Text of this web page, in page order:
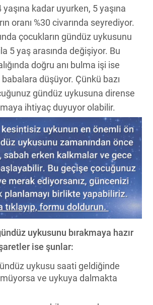
yaşına kadar uyurken, 5 yaşına
oranı %30 civarında seyrediyor.
çocukların gündüz uykusunu
5 yaş arasında değişiyor. Bu
doğru anı bulma işi ise
düşüyor. Çünkü bazı
gündüz uykusuna dirense
ihtiyaç duyuyor olabilir.
uykusunu bırakmaya hazır
ise şunlar:
uykusu saati geldiğinde
ve uykuya dalmakta